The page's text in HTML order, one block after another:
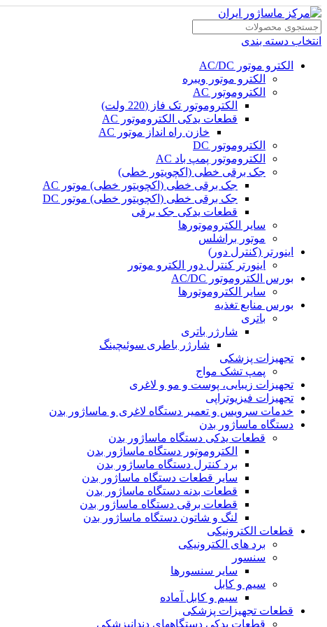
انتخاب دسته بندی
الکترو موتور AC/DC
الکترو موتور ویبره
الکتروموتور AC
الکتروموتور تک فاز (220 ولت)
قطعات یدکی الکتروموتور AC
خازن راه انداز موتور AC
الکتروموتور DC
الکتروموتور پمپ باد AC
جک برقی خطی (اکچویتور خطی)
جک برقی خطی (اکچویتور خطی) موتور AC
جک برقی خطی (اکچویتور خطی) موتور DC
قطعات یدکی جک برقی
سایر الکتروموتورها
موتور براشلس
اینورتر (کنترل دور)
اینورتر کنترل دور الکترو موتور
بورس الکتروموتور AC/DC
سایر الکتروموتورها
بورس منابع تغذیه
باتری
شارژر باتری
شارژر باطری سوئیچینگ
تجهیزات پزشکی
پمپ تشک مواج
تجهیزات زیبایی، پوست و مو و لاغری
تجهیزات فیزیوتراپی
خدمات سرویس و تعمیر دستگاه لاغری و ماساژور بدن
دستگاه ماساژور بدن
قطعات یدکی دستگاه ماساژور بدن
الکتروموتور دستگاه ماساژور بدن
برد کنترل دستگاه ماساژور بدن
سایر قطعات دستگاه ماساژور بدن
قطعات بدنه دستگاه ماساژور بدن
قطعات برقی دستگاه ماساژور بدن
لنگ و شاتون دستگاه ماساژور بدن
قطعات الکترونیکی
برد های الکترونیکی
سنسور
سایر سنسورها
سیم و کابل
سیم و کابل آماده
قطعات تجهیزات پزشکی
قطعات یدکی دستگاههای دندانپزشکی